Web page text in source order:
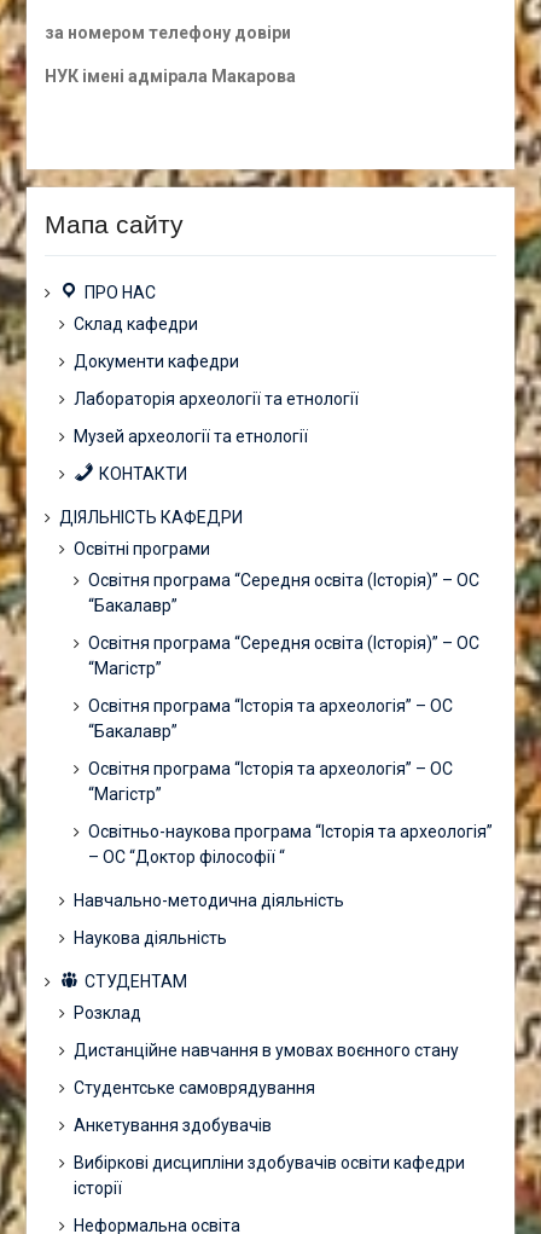
за номером телефону довіри
НУК імені адмірала Макарова
Мапа сайту
ПРО НАС
Склад кафедри
Документи кафедри
Лабораторія археології та етнології
Музей археології та етнології
КОНТАКТИ
ДІЯЛЬНІСТЬ КАФЕДРИ
Освітні програми
Освітня програма “Середня освіта (Історія)” – ОС
“Бакалавр”
Освітня програма “Середня освіта (Історія)” – ОС
“Магістр”
Освітня програма “Історія та археологія” – ОС
“Бакалавр”
Освітня програма “Історія та археологія” – ОС
“Магістр”
Освітньо-наукова програма “Історія та археологія”
– ОС “Доктор філософії “
Навчально-методична діяльність
Наукова діяльність
СТУДЕНТАМ
Розклад
Дистанційне навчання в умовах воєнного стану
Студентське самоврядування
Анкетування здобувачів
Вибіркові дисципліни здобувачів освіти кафедри
історії
Неформальна освіта